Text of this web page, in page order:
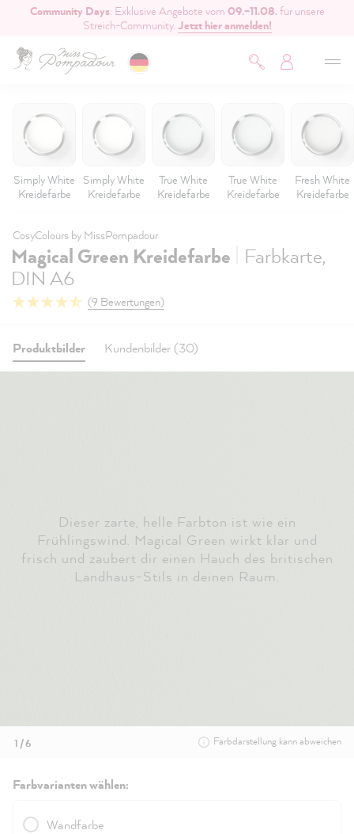
springen
Community Days: Exklusive Angebote vom 09.–11.08.für unsere
Streich-Community.Jetzt hier anmelden!
Simply White
Kreidefarbe
Simply White
Kreidefarbe
True White
Kreidefarbe
True White
Kreidefarbe
Fresh White
Kreidefarbe
CosyColours by MissPompadour
Magical Green Kreidefarbe Farbkarte,
DIN A6
(9 Bewertungen)
Produktbilder Kundenbilder (30)
Dieser zarte, helle Farbton ist wie ein
Frühlingswind. Magical Green wirkt klar und
frisch und zaubert dir einen Hauch des britischen
Landhaus-Stils in deinen Raum.
1 / 6 Farbdarstellung kann abweichen
Farbvarianten wählen:
Wandfarbe